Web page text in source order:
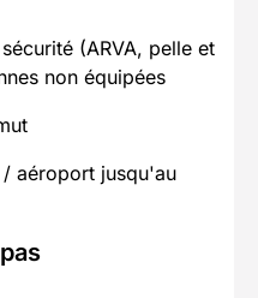
(ARVA, pelle et
non équipées
aéroport jusqu'au